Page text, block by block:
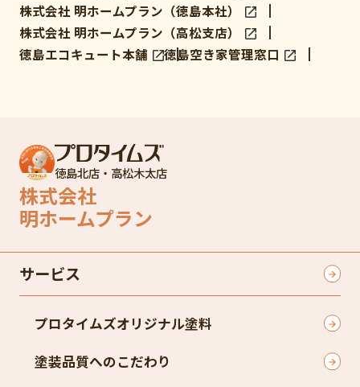
株式会社 明ホームプラン（徳島本社）
株式会社 明ホームプラン（高松支店）
徳島エコキュート本舗
徳島空き家管理窓口
徳島北店・高松木太店
株式会社
明ホームプラン
サービス
プロタイムズオリジナル塗料
塗装品質へのこだわり